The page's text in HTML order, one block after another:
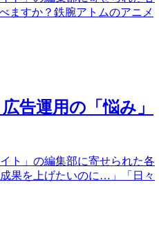
ますか？鉄腕アトムのアニメ
告運用の「悩み」
ト」の編集部に寄せられた各
果を上げたいのに…」「日々